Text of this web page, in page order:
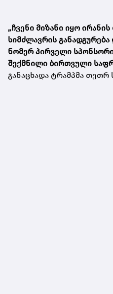
„ჩვენი მიზანი იყო
სიმძლავრის
ნომერ პირველი
შექმნილი ბირთვული
განაცხადა ტრამპმა თეთრ